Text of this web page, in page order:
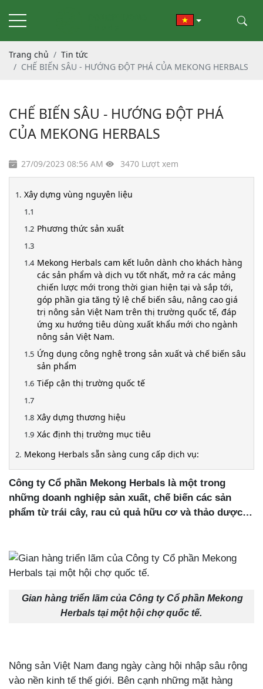
Trang chủ
Tin tức
CHẾ BIẾN SÂU - HƯỚNG ĐỘT PHÁ CỦA MEKONG HERBALS
CHẾ BIẾN SÂU - HƯỚNG ĐỘT PHÁ
CỦA MEKONG HERBALS
27/09/2023 08:56 AM 3470 Lượt xem
Xây dựng vùng nguyên liệu
Phương thức sản xuất
Mekong Herbals cam kết luôn dành cho khách hàng
các sản phẩm và dịch vụ tốt nhất, mở ra các mảng
chiến lược mới trong thời gian hiện tại và sắp tới,
góp phần gia tăng tỷ lệ chế biến sâu, nâng cao giá
trị nông sản Việt Nam trên thị trường quốc tế, đáp
ứng xu hướng tiêu dùng xuất khẩu mới cho ngành
nông sản Việt Nam.
Ứng dụng công nghệ trong sản xuất và chế biến sâu
sản phẩm
Tiếp cận thị trường quốc tế
Xây dựng thương hiệu
Xác định thị trường mục tiêu
Mekong Herbals sẵn sàng cung cấp dịch vụ:
Công ty Cổ phần Mekong Herbals là một trong
những doanh nghiệp sản xuất, chế biến các sản
phẩm từ trái cây, rau củ quả hữu cơ và thảo dược…
Gian hàng triển lãm của Công ty Cổ phần Mekong
Herbals tại một hội chợ quốc tế.
Nông sản Việt Nam đang ngày càng hội nhập sâu rộng
vào nền kinh tế thế giới. Bên cạnh những mặt hàng